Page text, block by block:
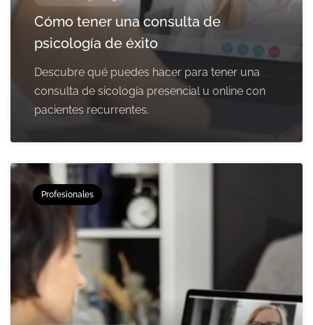
Cómo tener una consulta de
psicología de éxito
Descubre qué puedes hacer para tener una
consulta de sicología presencial u online con
pacientes recurrentes.
Profesionales